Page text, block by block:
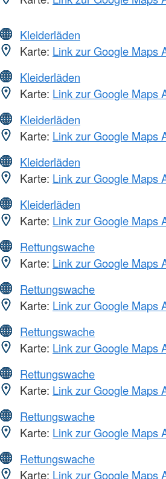
Kleiderläden
Karte: Link zur Google Maps
Kleiderläden
Karte: Link zur Google Maps
Kleiderläden
Karte: Link zur Google Maps
Kleiderläden
Karte: Link zur Google Maps
Kleiderläden
Karte: Link zur Google Maps
Rettungswache
Karte: Link zur Google Maps
Rettungswache
Karte: Link zur Google Maps
Rettungswache
Karte: Link zur Google Maps
Rettungswache
Karte: Link zur Google Maps
Rettungswache
Karte: Link zur Google Maps
Rettungswache
Karte: Link zur Google Maps